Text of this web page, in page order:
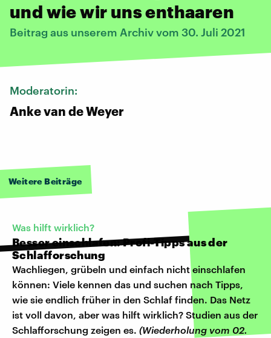
und wie wir uns enthaaren
Beitrag aus unserem Archiv vom 30. Juli 2021
Moderatorin:
Anke van de Weyer
Weitere Beiträge
Was hilft wirklich?
Besser einschlafen: Profi-Tipps aus der
Schlafforschung
Wachliegen, grübeln und einfach nicht einschlafen
können: Viele kennen das und suchen nach Tipps,
wie sie endlich früher in den Schlaf finden. Das Netz
ist voll davon, aber was hilft wirklich? Studien aus der
Schlafforschung zeigen es. (Wiederholung vom 02.